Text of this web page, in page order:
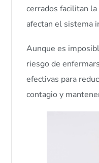
cerrados facilitan
afectan el sistema
Aunque es
riesgo de
efectivas para
contagio y